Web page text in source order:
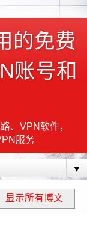
的免费
账号和
、VPN软件，
服务
▼
显示所有博文